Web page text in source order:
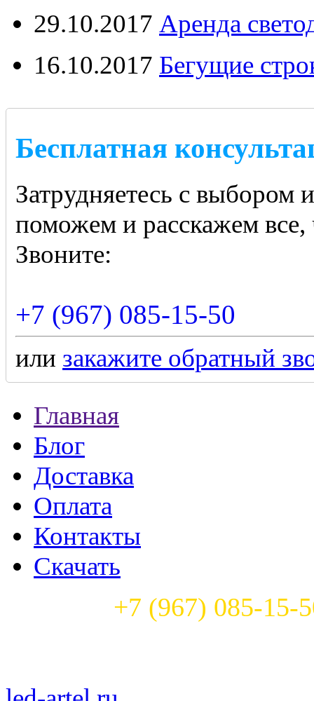
29.10.2017 Аренда
16.10.2017 Бегущие
Бесплатная
Затрудняетесь с
поможем и расскажем все,
Звоните:
+7 (967) 085-15-50
или закажите обратный
Главная
Блог
Доставка
Оплата
Контакты
Скачать
+7 (967) 085-15-